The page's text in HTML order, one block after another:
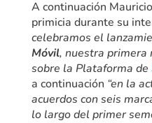
A continuación
primicia durante su
celebramos el
Móvil, nuestra primera
sobre la Plataforma de
a continuación “en la
acuerdos con seis
lo largo del primer